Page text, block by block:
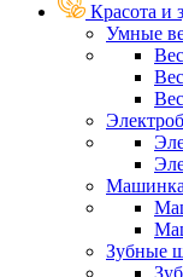
Красота и
Умные
Зубные